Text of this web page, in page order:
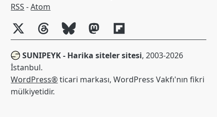
RSS
RSS -Atom
SUNIPEYK - Harika siteler sitesi, 2003-2026
İstanbul.
WordPress®ticari markası, WordPress Vakfı'nın fikri
mülkiyetidir.